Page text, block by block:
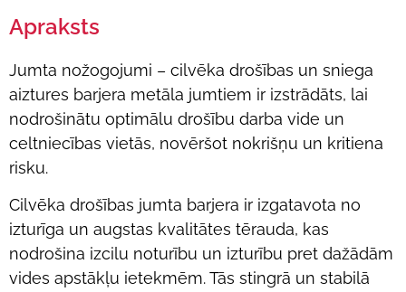
Apraksts
Jumta nožogojumi – cilvēka drošības un sniega
aiztures barjera metāla jumtiem ir izstrādāts, lai
nodrošinātu optimālu drošību darba vide un
celtniecības vietās, novēršot nokrišņu un kritiena
risku.
Cilvēka drošības jumta barjera ir izgatavota no
izturīga un augstas kvalitātes tērauda, kas
nodrošina izcilu noturību un izturību pret dažādām
vides apstākļu ietekmēm. Tās stingrā un stabilā